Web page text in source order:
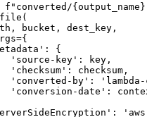
f"converted/
bucket, dest_key,
{
'source-key': key,
'checksum': checksum,
'converted-by': 'lambda-
'conversion-date':